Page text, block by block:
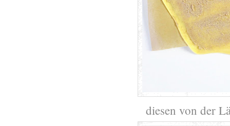
diesen von der